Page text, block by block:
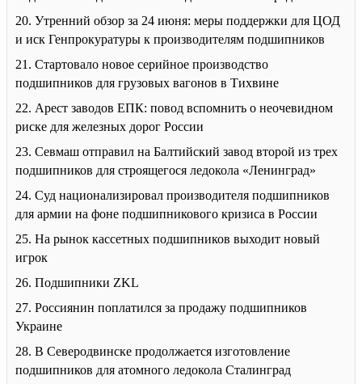
20. Утренний обзор за 24 июня: меры поддержки для ЦОД
и иск Генпрокуратуры к производителям подшипников
21. Стартовало новое серийное производство
подшипников для грузовых вагонов в Тихвине
22. Арест заводов ЕПК: повод вспомнить о неочевидном
риске для железных дорог России
23. Севмаш отправил на Балтийский завод второй из трех
подшипников для строящегося ледокола «Ленинград»
24. Суд национализировал производителя подшипников
для армии на фоне подшипникового кризиса в России
25. На рынок кассетных подшипников выходит новый
игрок
26. Подшипники ZKL
27. Россиянин поплатился за продажу подшипников
Украине
28. В Северодвинске продолжается изготовление
подшипников для атомного ледокола Сталинград